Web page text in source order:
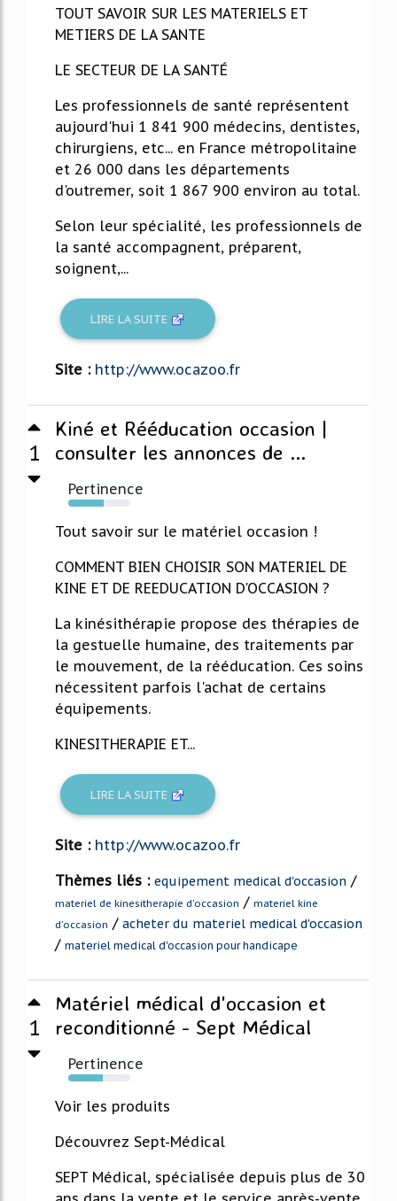
TOUT SAVOIR SUR LES MATERIELS ET
METIERS DE LA SANTE
LE SECTEUR DE LA SANTÉ
Les professionnels de santé représentent
aujourd'hui 1 841 900 médecins, dentistes,
chirurgiens, etc... en France métropolitaine
et 26 000 dans les départements
d'outremer, soit 1 867 900 environ au total.
Selon leur spécialité, les professionnels de
la santé accompagnent, préparent,
soignent,...
LIRE LA SUITE
Site : http://www.ocazoo.fr
1
Kiné et Rééducation occasion |
consulter les annonces de ...
Pertinence
57%
Tout savoir sur le matériel occasion !
COMMENT BIEN CHOISIR SON MATERIEL DE
KINE ET DE REEDUCATION D'OCCASION ?
La kinésithérapie propose des thérapies de
la gestuelle humaine, des traitements par
le mouvement, de la rééducation. Ces soins
nécessitent parfois l'achat de certains
équipements.
KINESITHERAPIE ET...
LIRE LA SUITE
Site : http://www.ocazoo.fr
Thèmes liés : equipement medical d'occasion /
materiel de kinesitherapie d'occasion / materiel kine
d'occasion / acheter du materiel medical d'occasion
/ materiel medical d'occasion pour handicape
1
Matériel médical d'occasion et
reconditionné - Sept Médical
Pertinence
55%
Voir les produits
Découvrez Sept-Médical
SEPT Médical, spécialisée depuis plus de 30